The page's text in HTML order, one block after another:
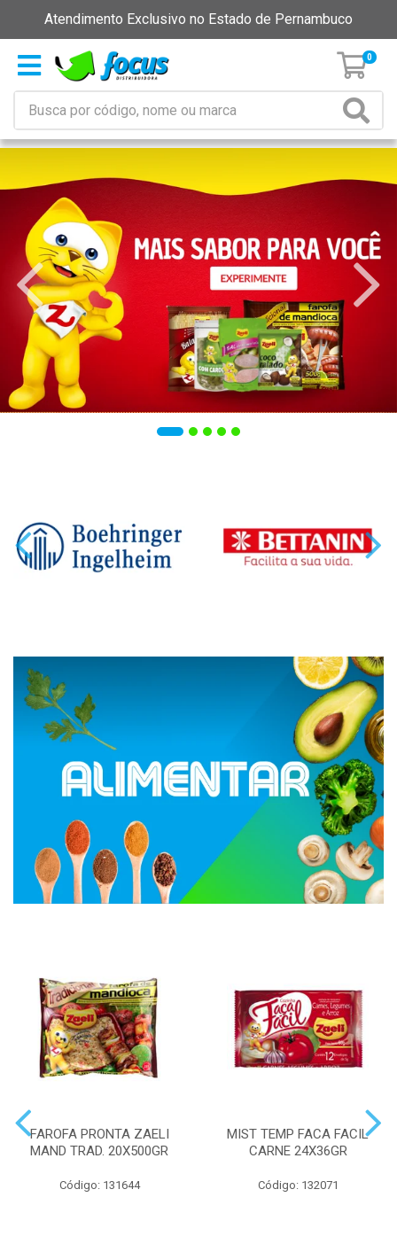
Atendimento Exclusivo no Estado de Pernambuco
0
FAROFA PRONTA ZAELI
MAND TRAD. 20X500GR
Código: 131644
MIST TEMP FACA FACIL
CARNE 24X36GR
Código: 132071